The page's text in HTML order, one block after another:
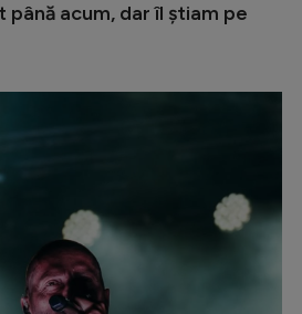
până acum, dar îl știam pe